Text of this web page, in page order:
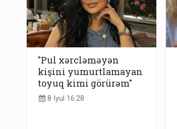
"Pul xərcləməyən
kişini yumurtlamayan
toyuq kimi görürəm"
8 İyul 16:28